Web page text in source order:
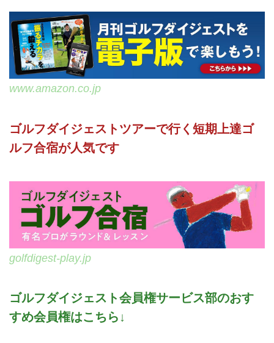
www.amazon.co.jp
ゴルフダイジェストツアーで行く短期上達ゴ
ルフ合宿が人気です
golfdigest-play.jp
ゴルフダイジェスト会員権サービス部のおす
すめ会員権はこちら↓